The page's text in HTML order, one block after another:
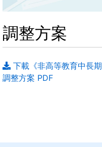
調整方案
下載《非高等教育中長
調整方案 PDF